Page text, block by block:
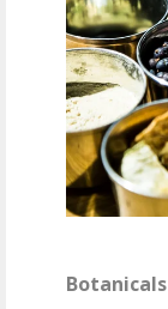
Botanicals